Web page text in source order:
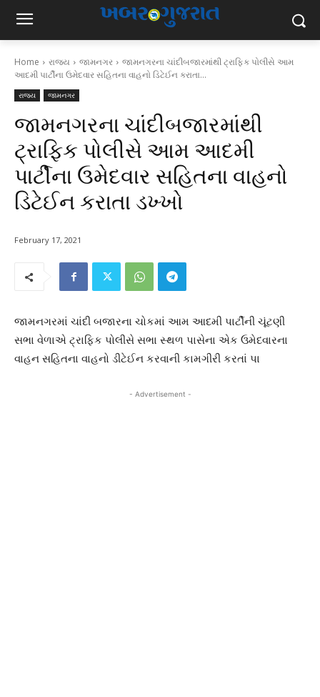
Home રાજ્ય જામનગર
જામનગરના ચાંદીબજારમાંથી ટ્રાફિક પોલીસે આમ
આદમી પાર્ટીના ઉમેદવાર સહિતના વાહનો ડિટેઈન કરાતા...
રાજ્ય જામનગર
જામનગરના ચાંદીબજારમાંથી
ટ્રાફિક પોલીસે આમ આદમી
પાર્ટીના ઉમેદવાર સહિતના વાહનો
ડિટેઈન કરાતા ડખ્ખો
February 17, 2021
જામનગરમાં ચાંદી બજારના ચોકમાં આમ આદમી પાર્ટીની ચૂંટણી
સભા વેળાએ ટ્રાફિક પોલીસે સભા સ્થળ પાસેના એક ઉમેદવારના
વાહન સહિતના વાહનો ડીટેઈન કરવાની કામગીરી કરતાં પા
- Advertisement -